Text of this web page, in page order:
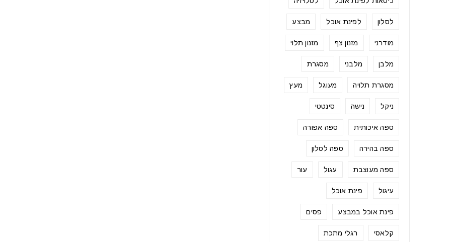
לסלון לפינת אוכל מבצע
מודרני מזנון צף מזנון תלוי
מלבן מלבני מסגרת
מסגרת תלויה מעוגל מעץ
ניקל נישה סינטטי
ספה איכותית ספה אפורה
ספה בהירה ספה לסלון
ספה מעוצבת עגול עור
עיגול פינת אוכל
פינת אוכל במבצע פסים
קלאסי רגלי מתכת